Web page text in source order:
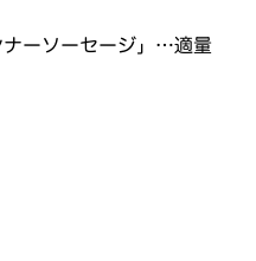
ナーソーセージ」…適量